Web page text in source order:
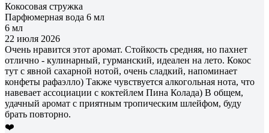
Кокосовая стружка
Парфюмерная вода 6 мл
6 мл
22 июля 2026
Очень нравится этот аромат. Стойкость средняя, но пахнет
отлично - кулинарный, гурманский, идеален на лето. Кокос
тут с явной сахарной нотой, очень сладкий, напоминает
конфеты рафаэлло) Также чувствуется алкогольная нота, что
навевает ассоциации с коктейлем Пина Колада) В общем,
удачный аромат с приятным тропическим шлейфом, буду
брать повторно.
❤️